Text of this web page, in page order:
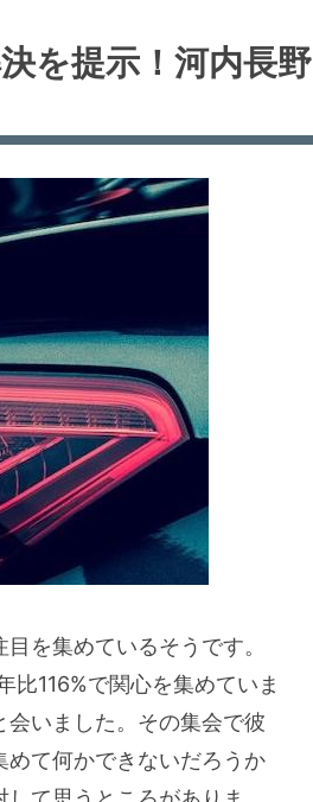
を提示！河内長野
を集めているそうです。
比116%で関心を集めていま
いました。その集会で彼
て何かできないだろうか